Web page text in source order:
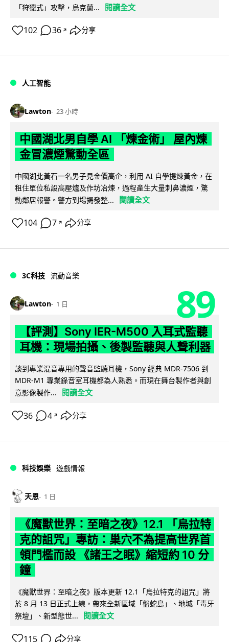
「狩獵式」攻擊，烏克蘭...
閱讀全文
102 36 ↗ 分享
人工智能
Lawton 23 小時
中國湖北男自學 AI 「煉金術」 屋內煉
金冒濃煙驚動全區
中國湖北黃石一名男子見金價高企，利用 AI 自學提煉黃金，在
租住單位私設高壓爐及作坊冶煉，過程產生大量刺鼻濃煙，驚
動鄰居報警。警方到場揭發整...
閱讀全文
104 7 ↗ 分享
3C科技 流動音樂
Lawton 1 日 89
【評測】Sony IER-M500 入耳式監聽
耳機：現場拍攝、後製監聽與人聲利器
談到專業混音專用的聲音監聽耳機，Sony 經典 MDR-7506 到
MDR-M1 專業錄音室耳機都為人熟悉。而現在舞台製作者與創
意影像製作...
閱讀全文
36 4 ↗ 分享
科技娛樂 遊戲情報
天恩 1 日
《魔獸世界：至暗之夜》12.1 「烏拉特
克的詛咒」專訪：巢穴不為提高世界首
領門檻而設 《諸王之眠》縮短約 10 分
鐘
《魔獸世界：至暗之夜》版本更新 12.1「烏拉特克的詛咒」將
於 8 月 13 日正式上線，帶來全新區域「盤蛇島」、地城「毒牙
祭壇」、新型態世...
閱讀全文
115 分享